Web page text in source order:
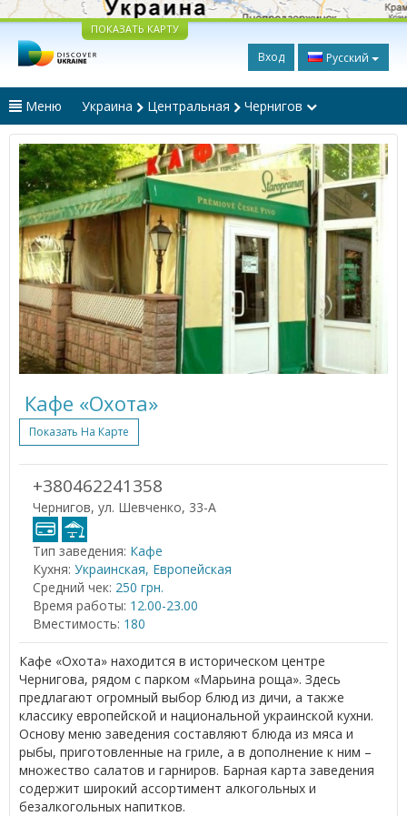
ПОКАЗАТЬ КАРТУ
Вход Русский
Меню Украина Центральная Чернигов
Кафе «Охота»
Показать На Карте
+380462241358
Чернигов, ул. Шевченко, 33-А
Тип заведения: Кафе
Кухня: Украинская, Европейская
Средний чек: 250 грн.
Время работы: 12.00-23.00
Вместимость: 180
Кафе «Охота» находится в историческом центре
Чернигова, рядом с парком «Марьина роща». Здесь
предлагают огромный выбор блюд из дичи, а также
классику европейской и национальной украинской кухни.
Основу меню заведения составляют блюда из мяса и
рыбы, приготовленные на гриле, а в дополнение к ним –
множество салатов и гарниров. Барная карта заведения
содержит широкий ассортимент алкогольных и
безалкогольных напитков.